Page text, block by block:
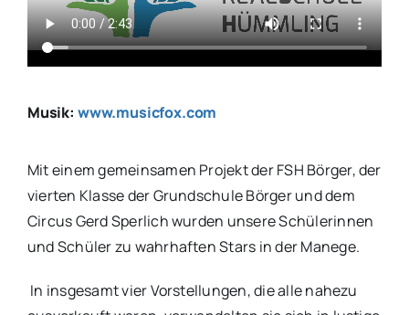
Musik: www.musicfox.com
Mit einem gemeinsamen Projekt der FSH Börger, der
vierten Klasse der Grundschule Börger und dem
Circus Gerd Sperlich wurden unsere Schülerinnen
und Schüler zu wahrhaften Stars in der Manege.
In insgesamt vier Vorstellungen, die alle nahezu